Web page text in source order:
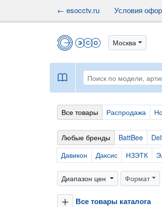
← esocctv.ru Условия
Москва
book
Все товары Распродажа
Любые бренды BattBee
Давикон
Даксис НЗЭТК
Диапазон цен Формат
plus Все товары каталога